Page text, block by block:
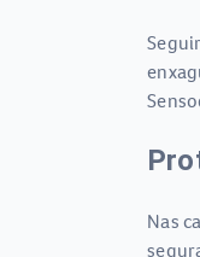
Nas